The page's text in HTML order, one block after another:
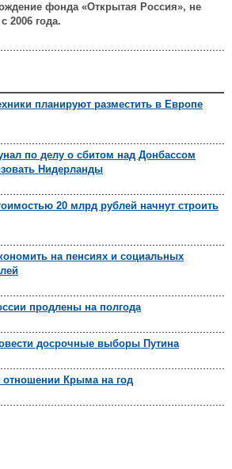
фонда «Открытая Россия», не
2006 года.
планируют разместить в Европе
по делу о сбитом над Донбассом
Нидерланды
20 млрд рублей начнут строить
на пенсиях и социальных
продлены на полгода
досрочные выборы Путина
отношении Крыма на год